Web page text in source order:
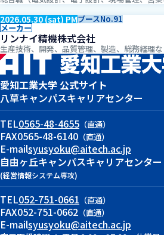
2026.05.30 (sat) PMブースNo.91
メーカー
リンナイ精機株式会社
生産技術、開発、品質管理、製造、総務経理
愛知工業大学 公式サイト
八草キャンパスキャリアセンター
TEL0565-48-4655 （直通）
FAX0565-48-6140 （直通）
E-mailsyusyoku@aitech.ac.jp
自由ヶ丘キャンパスキャリアセンター
(経営情報システム専攻)
TEL052-751-0661 （直通）
FAX052-751-0662 （直通）
E-mailsyusyoku@aitech.ac.jp